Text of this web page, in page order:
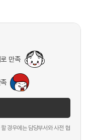
만족
경우에는 담당부서와 사전 협